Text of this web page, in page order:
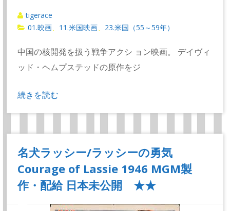
tigerace
01.映画
11.米国映画 23.米国（55～59年）
中国の核開発を扱う戦争アクシ ョン映画。 デイヴィ
ッド・ヘムプステッドの原作をジ
続きを読む
名犬ラッシー/ラッシーの勇気
Courage of Lassie 1946 MGM製
作・配給 日本未公開 ★★